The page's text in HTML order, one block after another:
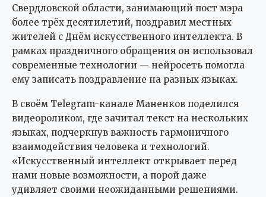
Свердловской области, занимающий пост мэра
более трёх десятилетий, поздравил местных
жителей с Днём искусственного интеллекта. В
рамках праздничного обращения он использовал
современные технологии — нейросеть помогла
ему записать поздравление на разных языках.
В своём Telegram-канале Маненков поделился
видеороликом, где зачитал текст на нескольких
языках, подчеркнув важность гармоничного
взаимодействия человека и технологий.
«Искусственный интеллект открывает перед
нами новые возможности, а порой даже
удивляет своими неожиданными решениями.